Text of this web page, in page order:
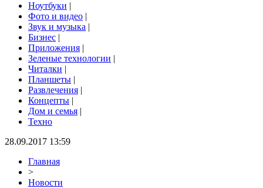
Ноутбуки |
Фото и видео |
Звук и музыка |
Бизнес |
Приложения |
Зеленые технологии |
Читалки |
Планшеты |
Развлечения |
Концепты |
Дом и семья |
Техно
28.09.2017 13:59
Главная
>
Новости